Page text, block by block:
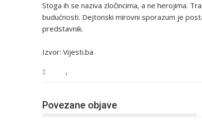
Stoga ih se naziva zločincima, a ne herojima.
budućnosti. Dejtonski mirovni sporazum je
predstavnik.
Izvor: Vijesti.ba
,
Povezane objave